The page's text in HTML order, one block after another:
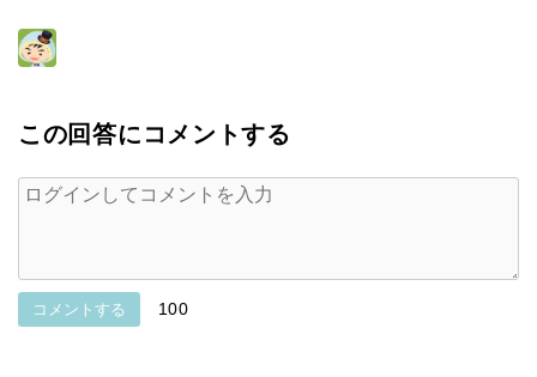
この回答にコメントする
コメントする 100